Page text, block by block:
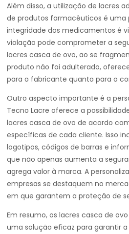
Além disso, a utilização de lacres
de produtos farmacêuticos é uma
integridade dos medicamentos é
violação pode comprometer a
lacres casca de ovo, ao se
produto não foi adulterado,
para o fabricante quanto para o
Outro aspecto importante é a
Tecno Lacre oferece a
lacres casca de ovo de acordo
específicas de cada cliente. Isso
logotipos, códigos de barras e
que não apenas aumenta a
agrega valor à marca. A
empresas se destaquem no
em que garantem a proteção de
Em resumo, os lacres casca de
uma solução eficaz para garantir